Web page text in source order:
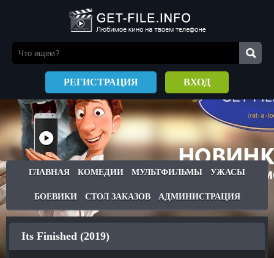
РЕГИСТРАЦИЯ ВХОД
ГЛАВНАЯ КОМЕДИИ МУЛЬТФИЛЬМЫ УЖАСЫ
БОЕВИКИ СТОЛ ЗАКАЗОВ АДМИНИСТРАЦИЯ
Its Finished (2019)